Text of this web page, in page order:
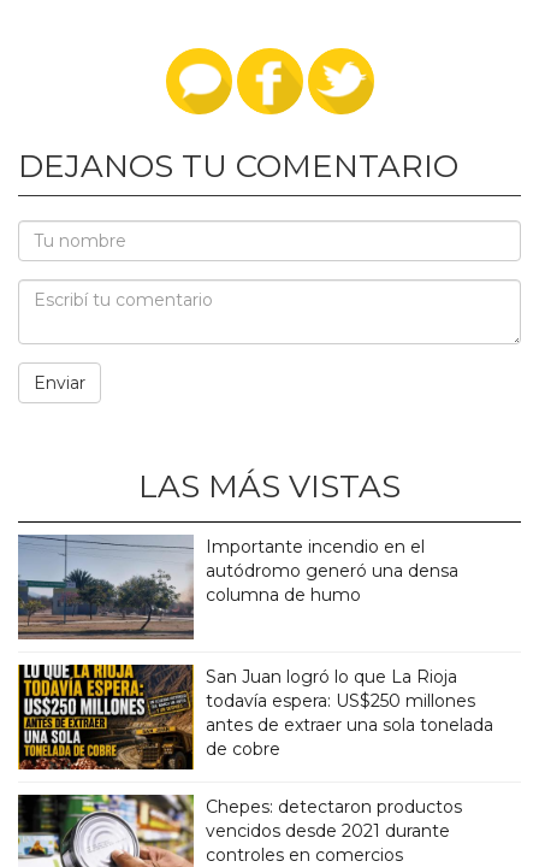
DEJANOS TU COMENTARIO
LAS MÁS VISTAS
Importante incendio en el
autódromo generó una densa
columna de humo
San Juan logró lo que La Rioja
todavía espera: US$250 millones
antes de extraer una sola tonelada
de cobre
Chepes: detectaron productos
vencidos desde 2021 durante
controles en comercios